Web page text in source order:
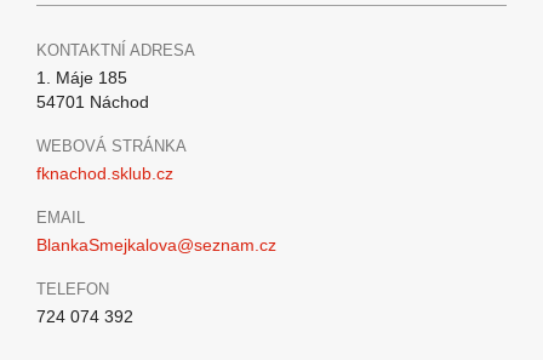
KONTAKTNÍ ADRESA
1. Máje 185
54701 Náchod
WEBOVÁ STRÁNKA
fknachod.sklub.cz
EMAIL
BlankaSmejkalova@seznam.cz
TELEFON
724 074 392